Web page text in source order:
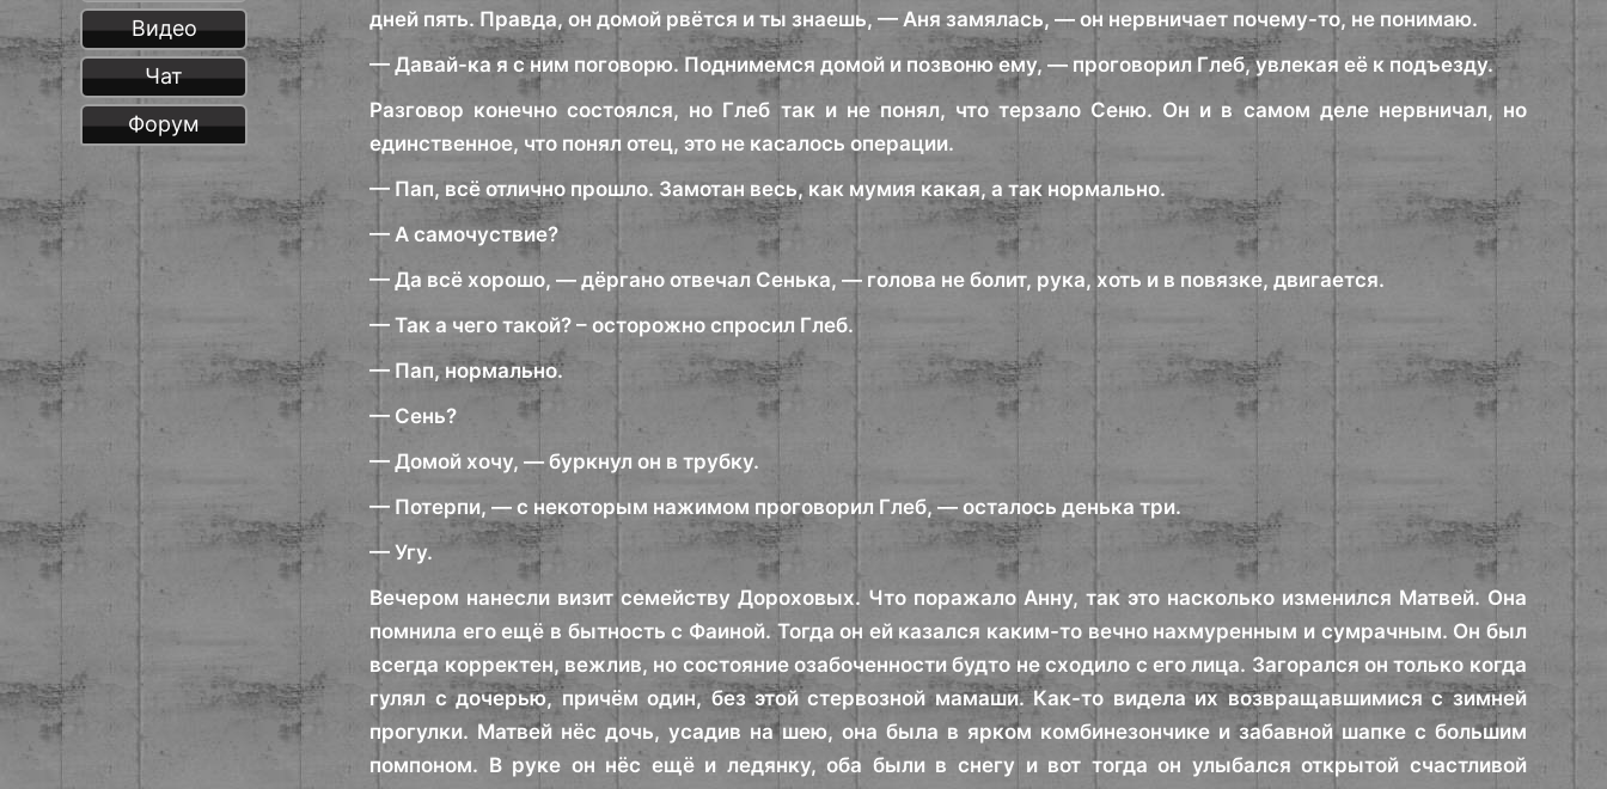
дней пять. Правда, он домой рвётся и ты знаешь, — Аня замялась, — он нервничает почему-то, не понимаю.
— Давай-ка я с ним поговорю. Поднимемся домой и позвоню ему, — проговорил Глеб, увлекая её к подъезду.
Разговор конечно состоялся, но Глеб так и не понял, что терзало Сеню. Он и в самом деле нервничал, но
единственное, что понял отец, это не касалось операции.
— Пап, всё отлично прошло. Замотан весь, как мумия какая, а так нормально.
— А самочуствие?
— Да всё хорошо, — дёргано отвечал Сенька, — голова не болит, рука, хоть и в повязке, двигается.
— Так а чего такой? – осторожно спросил Глеб.
— Пап, нормально.
— Сень?
— Домой хочу, — буркнул он в трубку.
— Потерпи, — с некоторым нажимом проговорил Глеб, — осталось денька три.
— Угу.
Вечером нанесли визит семейству Дороховых. Что поражало Анну, так это насколько изменился Матвей. Она
помнила его ещё в бытность с Фаиной. Тогда он ей казался каким-то вечно нахмуренным и сумрачным. Он был
всегда корректен, вежлив, но состояние озабоченности будто не сходило с его лица. Загорался он только когда
гулял с дочерью, причём один, без этой стервозной мамаши. Как-то видела их возвращавшимися с зимней
прогулки. Матвей нёс дочь, усадив на шею, она была в ярком комбинезончике и забавной шапке с большим
помпоном. В руке он нёс ещё и ледянку, оба были в снегу и вот тогда он улыбался открытой счастливой
Видео
Чат
Форум